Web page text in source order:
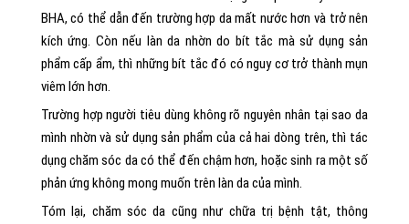
BHA, có thể dẫn đến trường hợp da mất nước hơn và trở nên
kích ứng. Còn nếu làn da nhờn do bít tắc mà sử dụng sản
phẩm cấp ẩm, thì những bít tắc đó có nguy cơ trở thành mụn
viêm lớn hơn.
Trường hợp người tiêu dùng không rõ nguyên nhân tại sao da
mình nhờn và sử dụng sản phẩm của cả hai dòng trên, thì tác
dụng chăm sóc da có thể đến chậm hơn, hoặc sinh ra một số
phản ứng không mong muốn trên làn da của mình.
Tóm lại, chăm sóc da cũng như chữa trị bệnh tật, thông